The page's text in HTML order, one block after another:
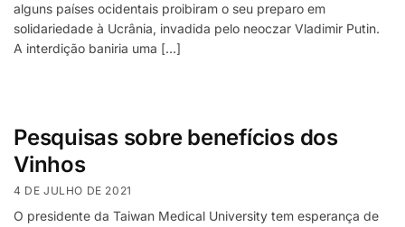
alguns países ocidentais proibiram o seu preparo em
solidariedade à Ucrânia, invadida pelo neoczar Vladimir Putin.
A interdição baniria uma […]
Pesquisas sobre benefícios dos
Vinhos
4 DE JULHO DE 2021
O presidente da Taiwan Medical University tem esperança de